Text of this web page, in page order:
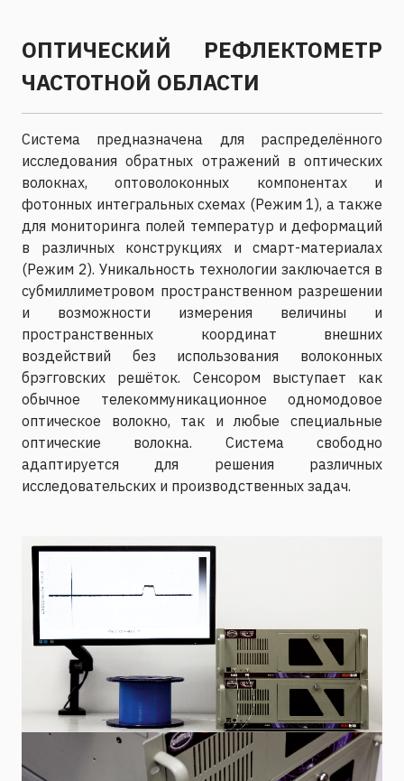
ОПТИЧЕСКИЙ РЕФЛЕКТОМЕТР
ЧАСТОТНОЙ ОБЛАСТИ
Система предназначена для распределённого
исследования обратных отражений в оптических
волокнах, оптоволоконных компонентах и
фотонных интегральных схемах (Режим 1), а также
для мониторинга полей температур и деформаций
в различных конструкциях и смарт-материалах
(Режим 2). Уникальность технологии заключается в
субмиллиметровом пространственном разрешении
и возможности измерения величины и
пространственных координат внешних
воздействий без использования волоконных
брэгговских решёток. Сенсором выступает как
обычное телекоммуникационное одномодовое
оптическое волокно, так и любые специальные
оптические волокна. Система свободно
адаптируется для решения различных
исследовательских и производственных задач.